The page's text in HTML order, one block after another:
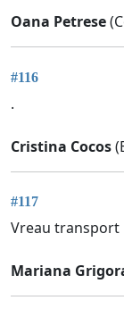
Oana Petrese
#116
.
Cristina Cocos
#117
Vreau transport
Mariana